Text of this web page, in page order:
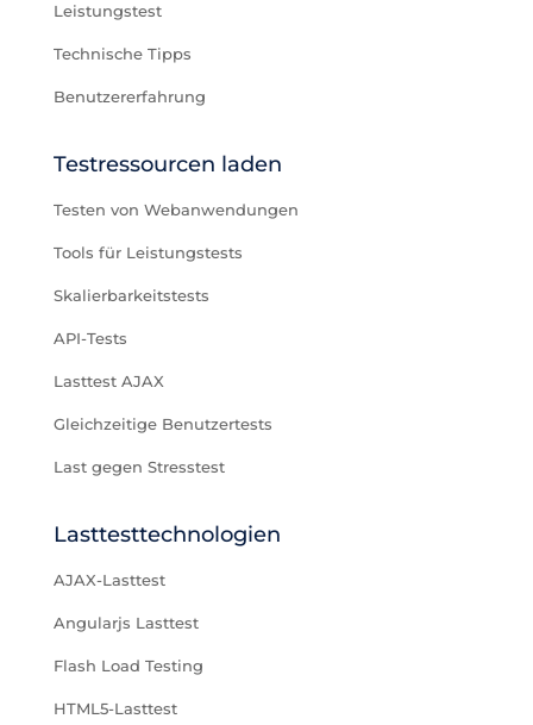
Leistungstest
Technische Tipps
Benutzererfahrung
Testressourcen laden
Testen von Webanwendungen
Tools für Leistungstests
Skalierbarkeitstests
API-Tests
Lasttest AJAX
Gleichzeitige Benutzertests
Last gegen Stresstest
Lasttesttechnologien
AJAX-Lasttest
Angularjs Lasttest
Flash Load Testing
HTML5-Lasttest